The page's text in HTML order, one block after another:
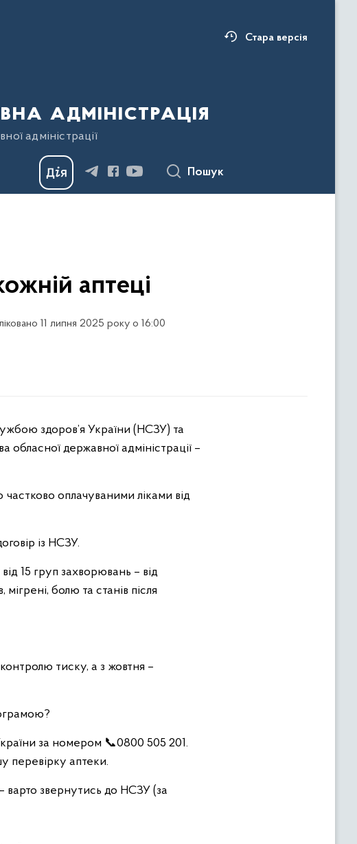
Стара версія
адміністрація
адміністрації
Пошук
аптеці
11 липня 2025 року о 16:00
здоров’я України (НСЗУ) та
державної адміністрації –
оплачуваними ліками від
із НСЗУ.
15 груп захворювань – від
болю та станів після
тиску, а з жовтня –
за номером 📞0800 505 201.
перевірку аптеки.
варто звернутись до НСЗУ (за